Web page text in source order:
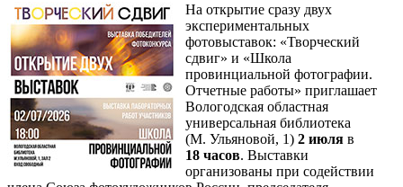
На открытие сразу двух
экспериментальных
фотовыставок: «Творческий
сдвиг» и «Школа
провинциальной фотографии.
Отчетные работы» приглашает
Вологодская областная
универсальная библиотека
(М. Ульяновой, 1) 2 июля в
18 часов. Выставки
организованы при содействии